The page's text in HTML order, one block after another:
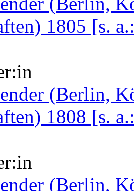
1805 [s.
(Berlin,
1808 [s.
(Berlin,